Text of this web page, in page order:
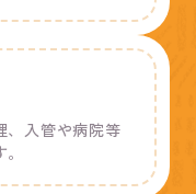
、入管や病院等